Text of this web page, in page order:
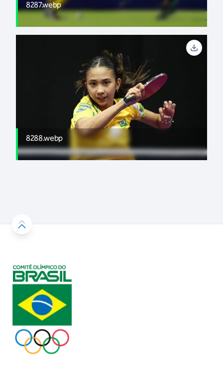
8287.webp
8288.webp